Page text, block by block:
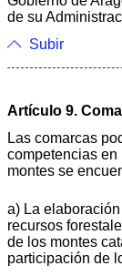
de su
Subir
Artículo 9.
Las comarcas
competencias en
montes se
a) La
recursos
de los montes
participación de